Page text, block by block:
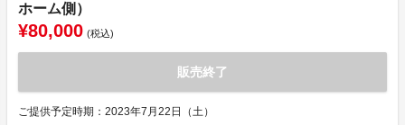
ホーム側）
¥80,000 (税込)
販売終了
ご提供予定時期：2023年7月22日（土）